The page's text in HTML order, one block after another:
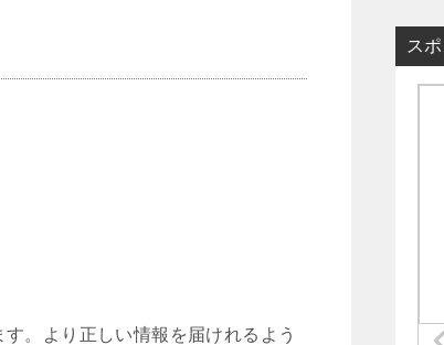
。より正しい情報を届けれるよう
ス